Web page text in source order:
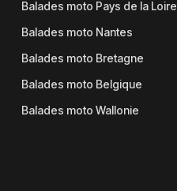
Balades moto Pays de la Loire
Balades moto Nantes
Balades moto Bretagne
Balades moto Belgique
Balades moto Wallonie